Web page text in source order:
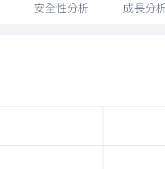
安全性分析 成長分